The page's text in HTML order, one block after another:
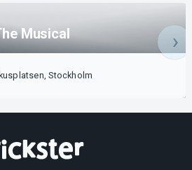
Musical
Stockholm